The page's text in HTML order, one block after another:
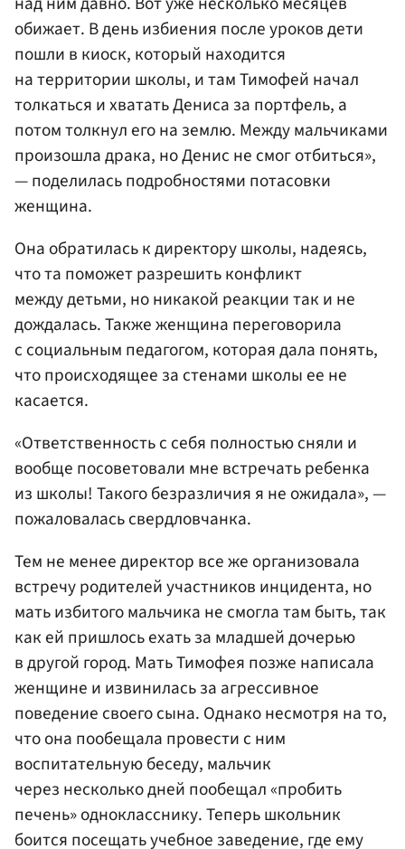
обижает. В день избиения после уроков дети
пошли в киоск, который находится
на территории школы, и там Тимофей начал
толкаться и хватать Дениса за портфель, а
потом толкнул его на землю. Между мальчиками
произошла драка, но Денис не смог отбиться»,
— поделилась подробностями потасовки
женщина.
Она обратилась к директору школы, надеясь,
что та поможет разрешить конфликт
между детьми, но никакой реакции так и не
дождалась. Также женщина переговорила
с социальным педагогом, которая дала понять,
что происходящее за стенами школы ее не
касается.
«Ответственность с себя полностью сняли и
вообще посоветовали мне встречать ребенка
из школы! Такого безразличия я не ожидала», —
пожаловалась свердловчанка.
Тем не менее директор все же организовала
встречу родителей участников инцидента, но
мать избитого мальчика не смогла там быть, так
как ей пришлось ехать за младшей дочерью
в другой город. Мать Тимофея позже написала
женщине и извинилась за агрессивное
поведение своего сына. Однако несмотря на то,
что она пообещала провести с ним
воспитательную беседу, мальчик
через несколько дней пообещал «пробить
печень» однокласснику. Теперь школьник
боится посещать учебное заведение, где ему